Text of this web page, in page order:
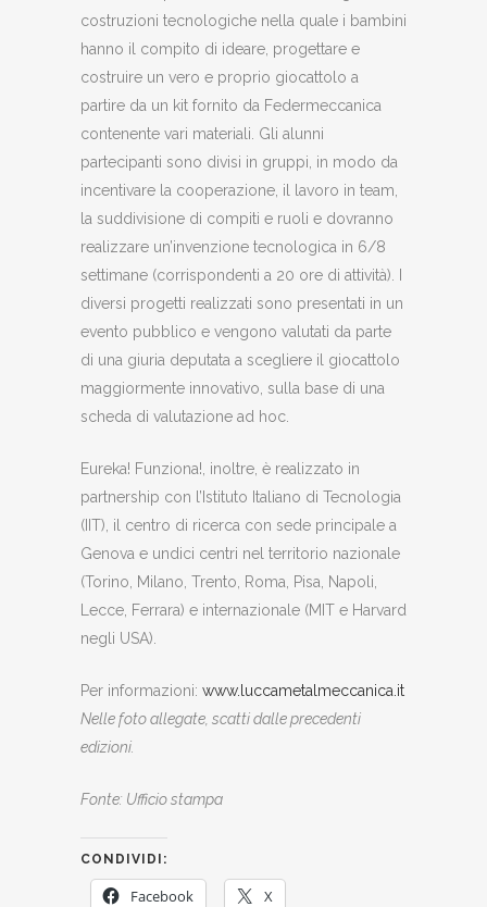
costruzioni tecnologiche nella quale i bambini
hanno il compito di ideare, progettare e
costruire un vero e proprio giocattolo a
partire da un kit fornito da Federmeccanica
contenente vari materiali. Gli alunni
partecipanti sono divisi in gruppi, in modo da
incentivare la cooperazione, il lavoro in team,
la suddivisione di compiti e ruoli e dovranno
realizzare un’invenzione tecnologica in 6/8
settimane (corrispondenti a 20 ore di attività). I
diversi progetti realizzati sono presentati in un
evento pubblico e vengono valutati da parte
di una giuria deputata a scegliere il giocattolo
maggiormente innovativo, sulla base di una
scheda di valutazione ad hoc.
Eureka! Funziona!, inoltre, è realizzato in
partnership con l’Istituto Italiano di Tecnologia
(IIT), il centro di ricerca con sede principale a
Genova e undici centri nel territorio nazionale
(Torino, Milano, Trento, Roma, Pisa, Napoli,
Lecce, Ferrara) e internazionale (MIT e Harvard
negli USA).
Per informazioni: www.luccametalmeccanica.it
Nelle foto allegate, scatti dalle precedenti
edizioni.
Fonte: Ufficio stampa
CONDIVIDI:
Facebook X